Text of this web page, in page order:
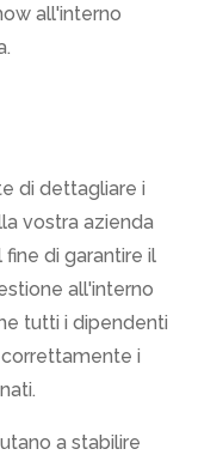
all'interno
di dettagliare i
vostra azienda
fine di garantire il
all'interno
tutti i dipendenti
i
a stabilire